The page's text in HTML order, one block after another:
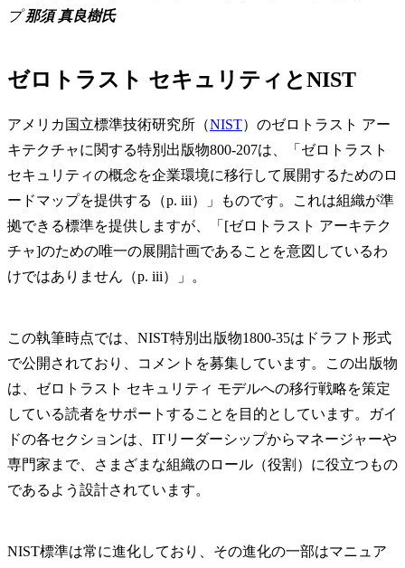
プ那須 真良樹氏
ゼロトラスト セキュリティとNIST
アメリカ国立標準技術研究所（NIST）のゼロトラスト アー
キテクチャに関する特別出版物800-207は、「ゼロトラスト
セキュリティの概念を企業環境に移行して展開するためのロ
ードマップを提供する（p. iii）」ものです。これは組織が準
拠できる標準を提供しますが、「[ゼロトラスト アーキテク
チャ]のための唯一の展開計画であることを意図しているわ
けではありません（p. iii）」。
この執筆時点では、NIST特別出版物1800-35はドラフト形式
で公開されており、コメントを募集しています。この出版物
は、ゼロトラスト セキュリティ モデルへの移行戦略を策定
している読者をサポートすることを目的としています。ガイ
ドの各セクションは、ITリーダーシップからマネージャーや
専門家まで、さまざまな組織のロール（役割）に役立つもの
であるよう設計されています。
NIST標準は常に進化しており、その進化の一部はマニュア